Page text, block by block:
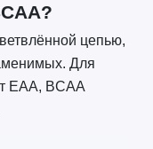
цепью,
Для
EAA, BCAA